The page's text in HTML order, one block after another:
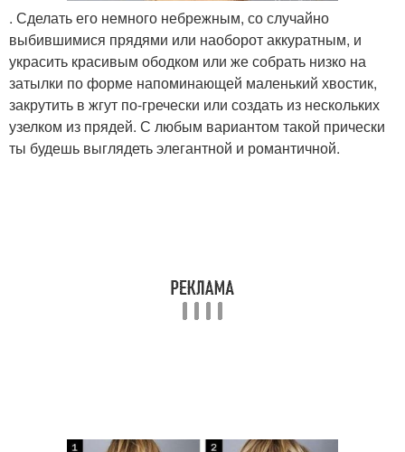
. Сделать его немного небрежным, со случайно
выбившимися прядями или наоборот аккуратным, и
украсить красивым ободком или же собрать низко на
затылки по форме напоминающей маленький хвостик,
закрутить в жгут по-гречески или создать из нескольких
узелком из прядей. С любым вариантом такой прически
ты будешь выглядеть элегантной и романтичной.